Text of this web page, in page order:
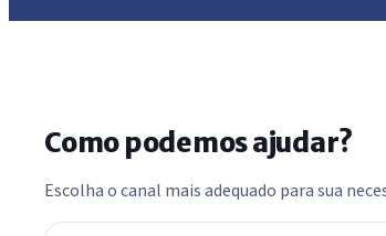
Ir para formulário
Ir para locais
Ir para FAQ
Como podemos ajudar?
Escolha o canal mais adequado para sua